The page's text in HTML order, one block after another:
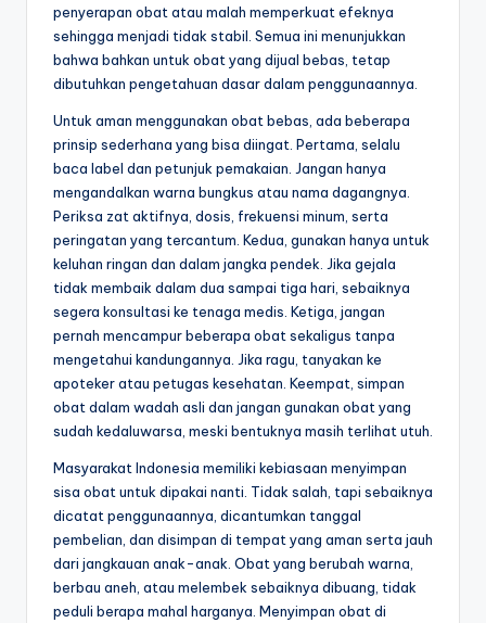
penyerapan obat atau malah memperkuat efeknya
sehingga menjadi tidak stabil. Semua ini menunjukkan
bahwa bahkan untuk obat yang dijual bebas, tetap
dibutuhkan pengetahuan dasar dalam penggunaannya.
Untuk aman menggunakan obat bebas, ada beberapa
prinsip sederhana yang bisa diingat. Pertama, selalu
baca label dan petunjuk pemakaian. Jangan hanya
mengandalkan warna bungkus atau nama dagangnya.
Periksa zat aktifnya, dosis, frekuensi minum, serta
peringatan yang tercantum. Kedua, gunakan hanya untuk
keluhan ringan dan dalam jangka pendek. Jika gejala
tidak membaik dalam dua sampai tiga hari, sebaiknya
segera konsultasi ke tenaga medis. Ketiga, jangan
pernah mencampur beberapa obat sekaligus tanpa
mengetahui kandungannya. Jika ragu, tanyakan ke
apoteker atau petugas kesehatan. Keempat, simpan
obat dalam wadah asli dan jangan gunakan obat yang
sudah kedaluwarsa, meski bentuknya masih terlihat utuh.
Masyarakat Indonesia memiliki kebiasaan menyimpan
sisa obat untuk dipakai nanti. Tidak salah, tapi sebaiknya
dicatat penggunaannya, dicantumkan tanggal
pembelian, dan disimpan di tempat yang aman serta jauh
dari jangkauan anak-anak. Obat yang berubah warna,
berbau aneh, atau melembek sebaiknya dibuang, tidak
peduli berapa mahal harganya. Menyimpan obat di